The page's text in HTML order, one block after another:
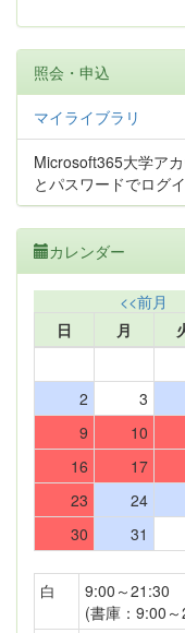
照会・申込
マイライブラリ
Microsoft365大学ア
とパスワードでログ
カレンダー
<<前月
日
月
2
3
9
10
16
17
23
24
30
31
白
9:00～21:30
(書庫：9:00